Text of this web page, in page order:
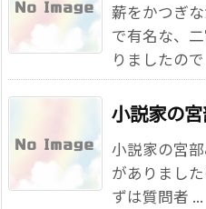
薪をかつぎ
で有名な、
りましたので
小説家の
小説家の宮
がありまし
ずは質問者 ...